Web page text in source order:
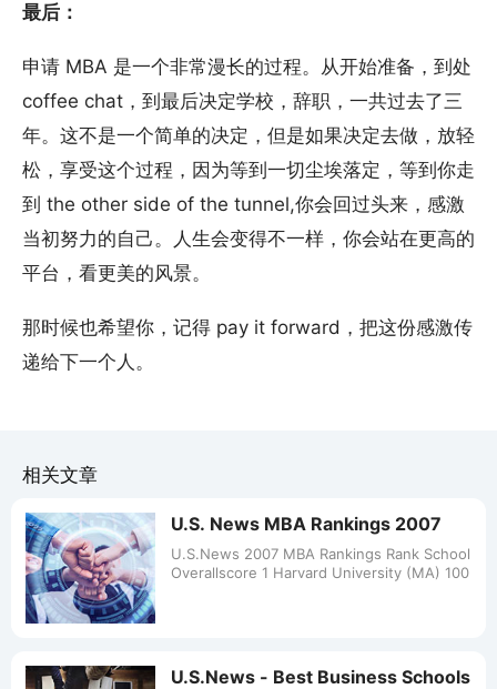
最后：
申请 MBA 是一个非常漫长的过程。从开始准备，到处
coffee chat，到最后决定学校，辞职，一共过去了三
年。这不是一个简单的决定，但是如果决定去做，放轻
松，享受这个过程，因为等到一切尘埃落定，等到你走
到 the other side of the tunnel,你会回过头来，感激
当初努力的自己。人生会变得不一样，你会站在更高的
平台，看更美的风景。
那时候也希望你，记得 pay it forward，把这份感激传
递给下一个人。
相关文章
U.S. News MBA Rankings 2007
U.S.News 2007 MBA Rankings Rank School
Overallscore 1 Harvard University (MA) 100
U.S.News - Best Business Schools